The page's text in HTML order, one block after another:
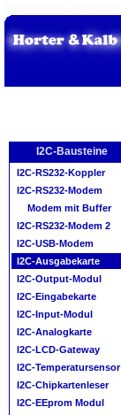
I2C-Bausteine
I2C-RS232-Koppler
I2C-RS232-Modem
Modem mit Buffer
I2C-RS232-Modem 2
I2C-USB-Modem
I2C-Ausgabekarte
I2C-Output-Modul
I2C-Eingabekarte
I2C-Input-Modul
I2C-Analogkarte
I2C-LCD-Gateway
I2C-Temperatursensor
I2C-Chipkartenleser
I2C-EEprom Modul